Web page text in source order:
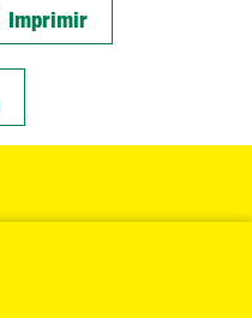
Imprimir